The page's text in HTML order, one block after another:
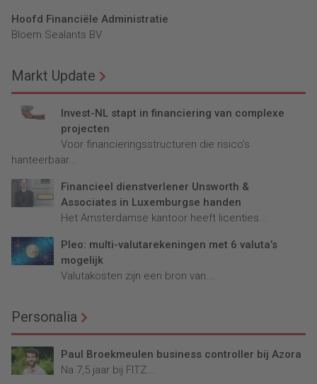
Hoofd Financiële Administratie
Bloem Sealants BV
Markt Update
Invest-NL stapt in financiering van complexe
projecten
Voor financieringsstructuren die risico’s
hanteerbaar...
Financieel dienstverlener Unsworth &
Associates in Luxemburgse handen
Het Amsterdamse kantoor heeft licenties...
Pleo: multi-valutarekeningen met 6 valuta’s
mogelijk
Valutakosten zijn een bron van...
Personalia
Paul Broekmeulen business controller bij Azora
Na 7,5 jaar bij FITZ...